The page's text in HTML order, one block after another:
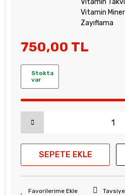
Vitamin
Vitamin
Zayıflama
750,00 TL
Stokta
var
SEPETE EKLE